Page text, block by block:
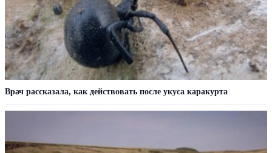
Врач рассказала, как действовать после укуса каракурта